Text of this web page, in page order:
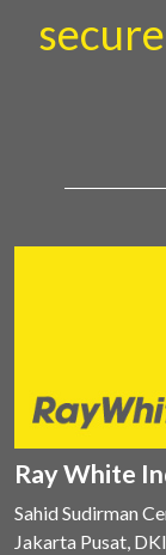
Ray White
Sahid Sudirman
Jakarta Pusat,